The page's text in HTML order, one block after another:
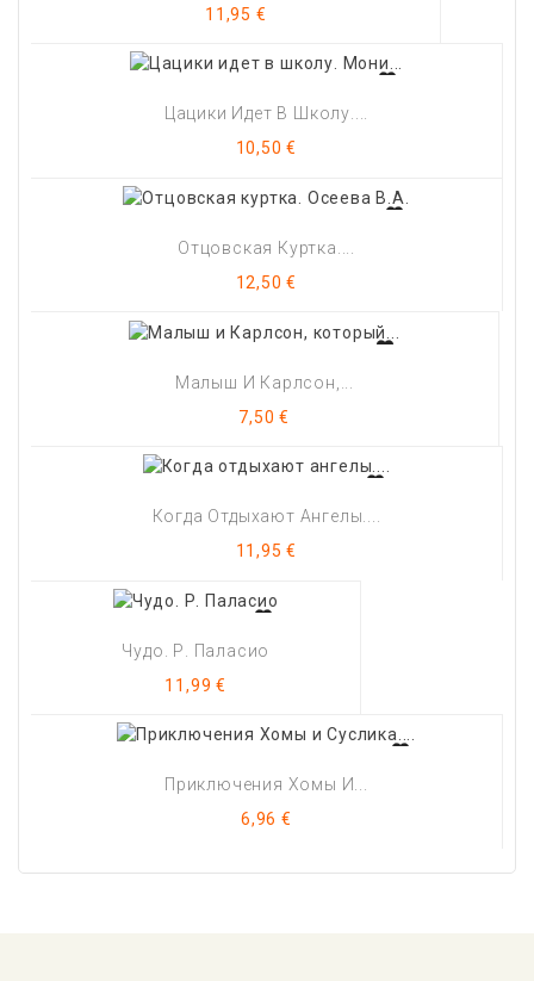
Цена
11,95 €
Цацики Идет В Школу....
Цена
10,50 €
Отцовская Куртка....
Цена
12,50 €
Малыш И Карлсон,...
Цена
7,50 €
Когда Отдыхают Ангелы....
Цена
11,95 €
Чудо. Р. Паласио
Цена
11,99 €
Приключения Хомы И...
Цена
6,96 €